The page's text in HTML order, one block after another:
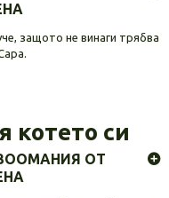
защото не винаги трябва
котето си
ОТ